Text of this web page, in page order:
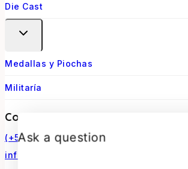
Die Cast
Medallas y Piochas
Militaría
Contacto
(+56) 966770307
infosurmaquetas@surmaquetas.cl
Ask a question